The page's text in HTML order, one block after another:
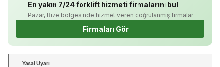
En yakın 7/24 forklift hizmeti firmalarını bul
Pazar, Rize bölgesinde hizmet veren doğrulanmış firmalar
Firmaları Gör
Yasal Uyarı